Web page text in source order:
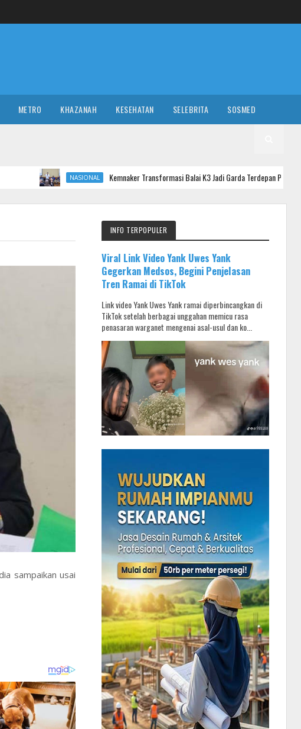
METRO KHAZANAH KESEHATAN SELEBRITA SOSMED
NASIONAL Kemnaker Transformasi Balai K3 Jadi Garda Terdepan Pencegahan Kecelakaan
sampaikan usai
INFO TERPOPULER
Viral Link Video Yank Uwes Yank
Gegerkan Medsos, Begini Penjelasan
Tren Ramai di TikTok
Link video Yank Uwes Yank ramai diperbincangkan di
TikTok setelah berbagai unggahan memicu rasa
penasaran warganet mengenai asal-usul dan ko...